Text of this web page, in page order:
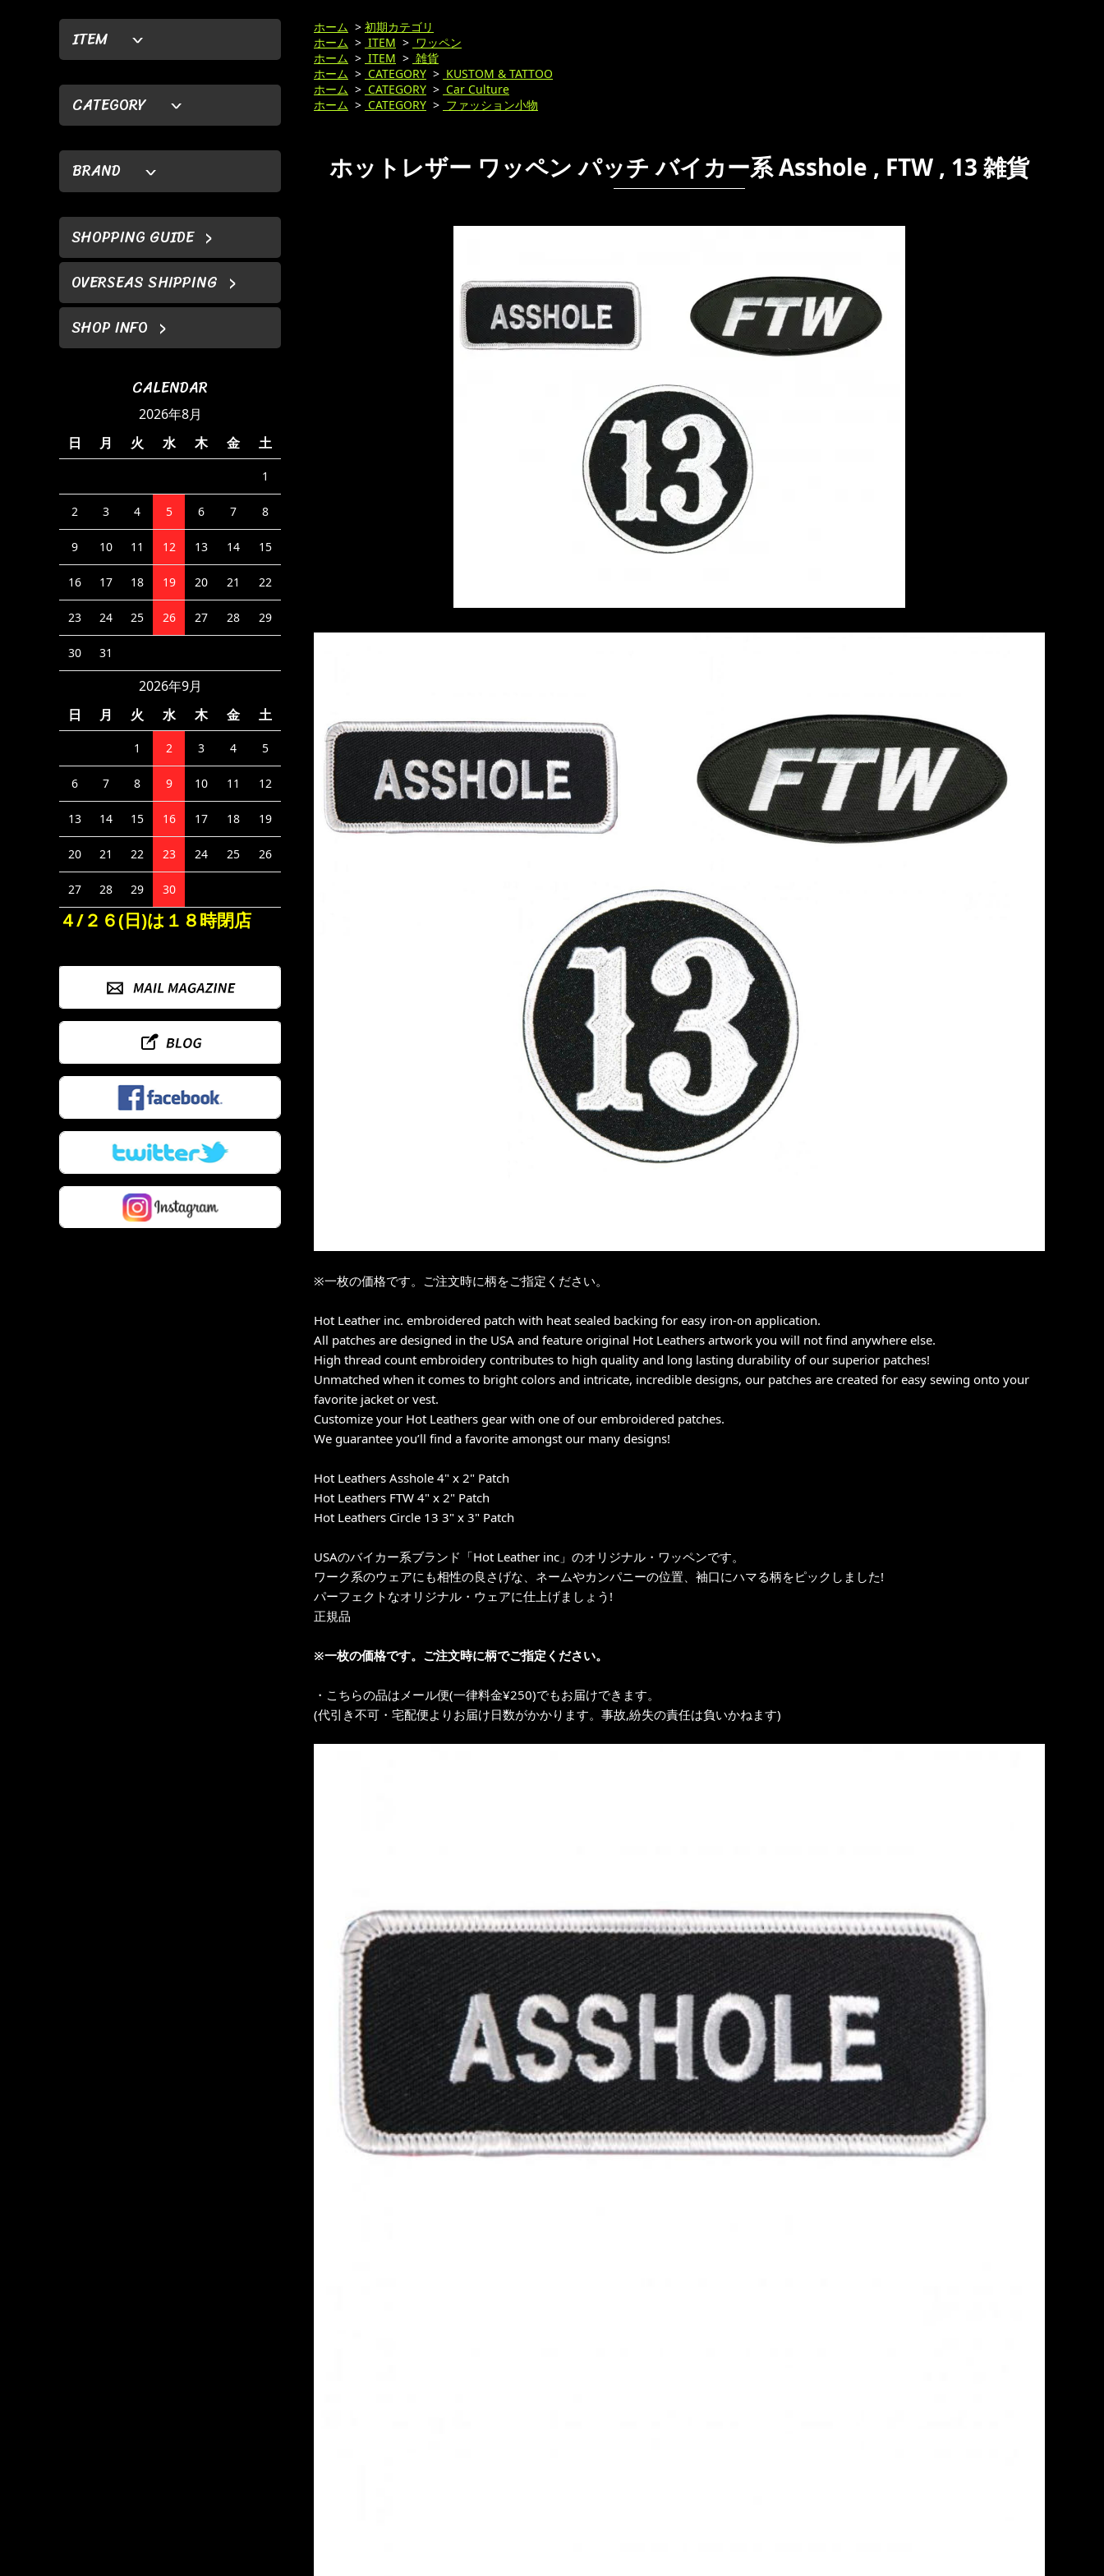
ITEM
CATEGORY
BRAND
SHOPPING GUIDE
OVERSEAS SHIPPING
SHOP INFO
CALENDAR
2026年8月
日
月 火 水 木 金 土
1
2 3 4 5 6 7 8
9 10 11 12 13 14 15
16 17 18 19 20 21 22
23 24 25 26 27 28 29
30 31
2026年9月
日
月 火 水 木 金 土
1 2 3 4 5
6 7 8 9 10 11 12
13 14 15 16 17 18 19
20 21 22 23 24 25 26
27 28 29 30
４/２６(日)は１８時閉店
ホーム > 初期カテゴリ
ホーム > ITEM > ワッペン
ホーム > ITEM > 雑貨
ホーム > CATEGORY > KUSTOM & TATTOO
ホーム > CATEGORY > Car Culture
ホーム > CATEGORY > ファッション小物
ホットレザー ワッペン パッチ バイカー系 Asshole , FTW , 13 雑貨
※一枚の価格です。ご注文時に柄をご指定ください。
Hot Leather inc. embroidered patch with heat sealed backing for easy iron-on application.
All patches are designed in the USA and feature original Hot Leathers artwork you will not find anywhere else.
High thread count embroidery contributes to high quality and long lasting durability of our superior patches!
Unmatched when it comes to bright colors and intricate, incredible designs, our patches are created for easy sewing onto your
favorite jacket or vest.
Customize your Hot Leathers gear with one of our embroidered patches.
We guarantee you’ll find a favorite amongst our many designs!
Hot Leathers Asshole 4" x 2" Patch
Hot Leathers FTW 4" x 2" Patch
Hot Leathers Circle 13 3" x 3" Patch
USAのバイカー系ブランド「Hot Leather inc」のオリジナル・ワッペンです。
ワーク系のウェアにも相性の良さげな、ネームやカンパニーの位置、袖口にハマる柄をピックしました!
パーフェクトなオリジナル・ウェアに仕上げましょう!
正規品
※一枚の価格です。ご注文時に柄でご指定ください。
・こちらの品はメール便(一律料金¥250)でもお届けできます。
(代引き不可・宅配便よりお届け日数がかかります。事故,紛失の責任は負いかねます)